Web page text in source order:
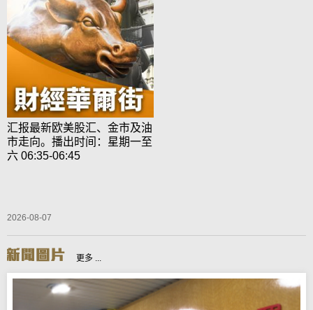
汇报最新欧美股汇、金市及油
市走向。播出时间：星期一至
六 06:35-06:45
2026-08-07
更多 ...